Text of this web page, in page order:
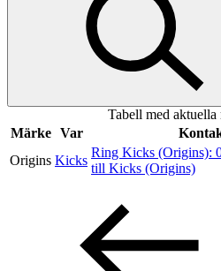
Evenemang
Erbjudanden
Inspiration
Tabell med aktuella
Märke
Var
Origins Kicks
Ring Kicks (Origins):
till Kicks (Origins)